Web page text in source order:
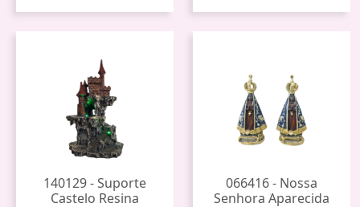
140129 - Suporte
Castelo Resina
066416 - Nossa
Senhora Aparecida